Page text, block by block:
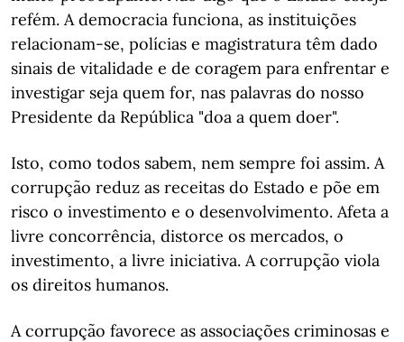
refém. A democracia funciona, as instituições
relacionam-se, polícias e magistratura têm dado
sinais de vitalidade e de coragem para enfrentar e
investigar seja quem for, nas palavras do nosso
Presidente da República "doa a quem doer".
Isto, como todos sabem, nem sempre foi assim. A
corrupção reduz as receitas do Estado e põe em
risco o investimento e o desenvolvimento. Afeta a
livre concorrência, distorce os mercados, o
investimento, a livre iniciativa. A corrupção viola
os direitos humanos.
A corrupção favorece as associações criminosas e